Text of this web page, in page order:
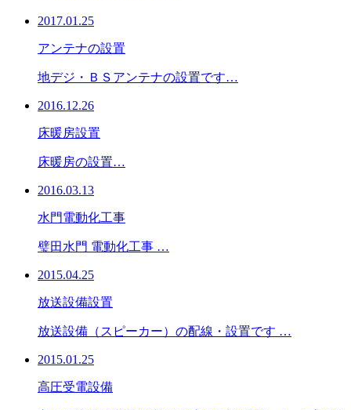
2017.01.25
アンテナの設置
地デジ・ＢＳアンテナの設置です…
2016.12.26
床暖房設置
床暖房の設置…
2016.03.13
水門電動化工事
璧田水門 電動化工事 …
2015.04.25
放送設備設置
放送設備（スピーカー）の配線・設置です …
2015.01.25
高圧受電設備